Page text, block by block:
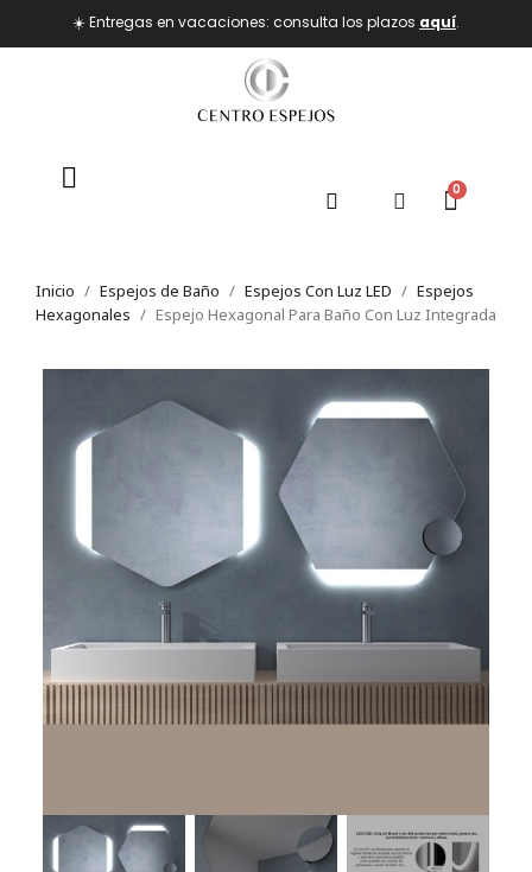
☀️ Entregas en vacaciones: consulta los plazos aquí.
Inicio Espejos de Baño Espejos Con Luz LED
Espejos
Hexagonales
Espejo Hexagonal Para Baño Con Luz Integrada